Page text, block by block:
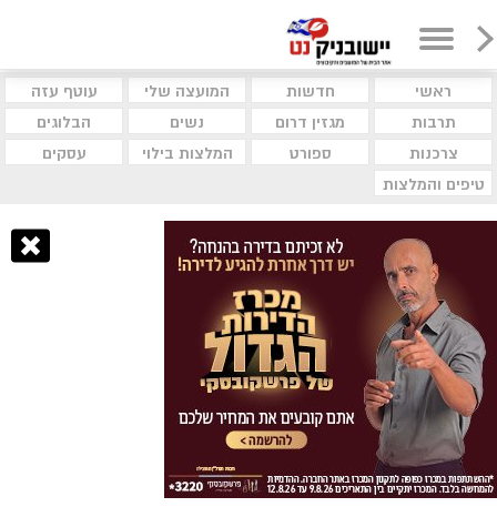
ראשי חדשות המועצה שלי
עוטף עזה
תרבות
מגזין דרום נשים
הבלוגים
צרכנות
ספורט המלצות בילוי
עסקים
טיפים והמלצות